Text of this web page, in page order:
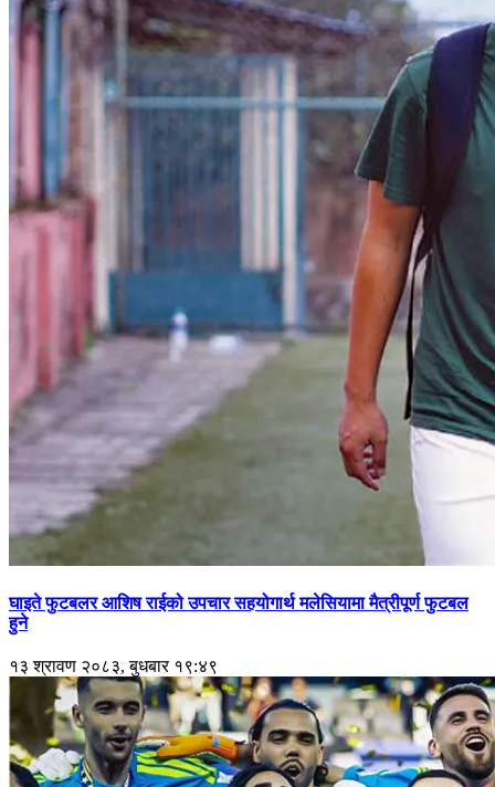
घाइते फुटबलर आशिष राईको उपचार सहयोगार्थ मलेसियामा मैत्रीपूर्ण फुटबल
हुने
१३ श्रावण २०८३, बुधबार १९:४९